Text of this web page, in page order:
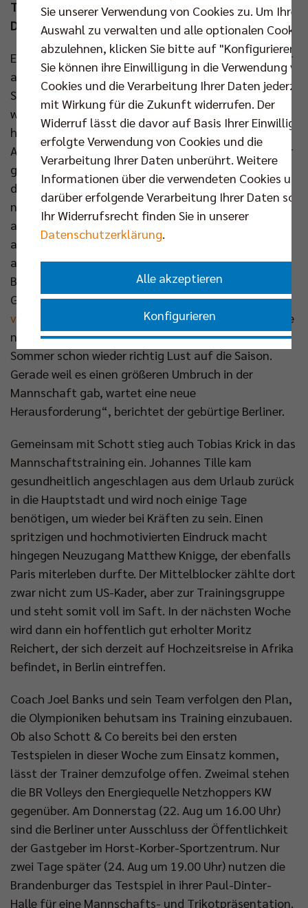
Tagen warten nun erste Testspiele auf den
Deutschen Meister und Pokalsieger.
Eine Woche Smartphone aus und körperlich, aber vor
allem mental regenerieren. Das stand für Ruben
Schott auf dem Programm, bevor der 30-Jährige
wieder die Trainingshalle der BR Volleys betrat. Noch
hallen die intensiven Olympia-Erlebnisse beim
Außenangreifer nach: „Normalerweise schaue ich mir
ganze Spiele oder Highlights noch einmal an, aber
das habe ich noch nicht übers Herz gebracht. Es ist
noch sehr viel Schmerz übrig.“ Also ist es an den
alten und neuen Teammitgliedern, Schott und die
anderen deutschen Olympia-Teilnehmer
aufzurichten, denn in genau einem Monat steht der
Bundesliga-Heimauftakt gegen die Helios Grizzlys
Giesen (21. Sep um 18.00 Uhr,www.br-
volleys.de/ticketshop
) an. „Ich freue mich auf unsere
neue Gruppe und habe trotz der vielen Eindrücke im
Sommer schon wieder richtig Lust auf die Saison.
Gerade weil es einen größeren Umbruch in der
Mannschaft gab, wartet eine neue
Herausforderung“, berichtet der gebürtige Berliner.
Gemeinsam mit Schott stieg auch Tobias Krick in das
Mannschaftstraining ein. Johannes Tille kam
gesundheitlich angeschlagen aus dem Urlaub zurück
in die Hauptstadt und wird noch einige Tage
benötigen, um wieder bei Kräften zu sein. Einen
spritzigen und hochmotivierten Eindruck macht
hingegen Neuzugang Matthew Knigge, der ebenfalls
Paris miterleben durfte. Der Mittelblocker zählte dort
zwar nicht zum US-Kader, aber zur Trainingsgruppe
und steht somit voll im Saft. In der nächsten Woche
wird dann ein hoffentlich gut erholter Moritz
Reichert, der sich derzeit auf Hochzeitsreise in Afrika
befindet, in Berlin eintreffen.
Coach Joel Banks und sein Team verfolgen den Plan,
die Olympioniken behutsam ins Training einzubauen.
Ob also Schott & Co bereits bei den ersten
Testspielen in dieser Woche zum Einsatz kommen,
lässt der Trainer demzufolge offen. Zweimal stehen
die BR Volleys den Energiequelle Netzhoppers KW
gegenüber. Am Donnerstag (22. Aug um 16.00 Uhr)
sind die Berliner unter Ausschluss der Öffentlichkeit
der Gastgeber im Horst-Korber-Sportzentrum. Nur
zwei Tage später (24. Aug um 19.00 Uhr) nutzen die
Brandenburger das Testspiel in ihrer Paul-Dinter-
Halle für eine Mannschafts- und Trikotpräsentation.
Sie unserer Verwendung von Cookies zu. Um Ihre
Auswahl zu verwalten und alle optionalen Cookies
abzulehnen, klicken Sie bitte auf "Konfigurieren".
Sie können ihre Einwilligung in die Verwendung
Cookies und die Verarbeitung Ihrer Daten
mit Wirkung für die Zukunft widerrufen. Der
Widerruf lässt die davor auf Basis Ihrer
erfolgte Verwendung von Cookies und die
Verarbeitung Ihrer Daten unberührt. Weitere
Informationen über die verwendeten Cookies und
darüber erfolgende Verarbeitung Ihrer Daten
Ihr Widerrufsrecht finden Sie in unserer
Datenschutzerklärung
Alle akzeptieren
Konfigurieren
Nur essenzielle Cookies akzeptieren
Impressum |Datenschutzerklärung